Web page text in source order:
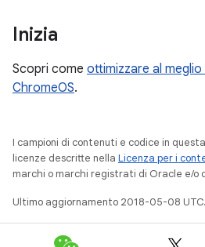
Inizia
Scopri come ottimizzare al
ChromeOS.
I campioni di contenuti e codice in
licenze descritte nella Licenza per i
marchi o marchi registrati di Oracle e/o
Ultimo aggiornamento 2018-05-08 UTC.